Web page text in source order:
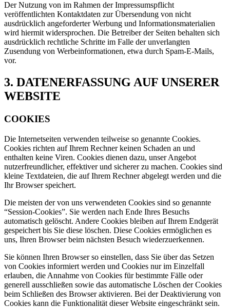
Der Nutzung von im Rahmen der Impressumspflicht
veröffentlichten Kontaktdaten zur Übersendung von nicht
ausdrücklich angeforderter Werbung und Informationsmaterialien
wird hiermit widersprochen. Die Betreiber der Seiten behalten sich
ausdrücklich rechtliche Schritte im Falle der unverlangten
Zusendung von Werbeinformationen, etwa durch Spam-E-Mails,
vor.
3. DATENERFASSUNG AUF UNSERER
WEBSITE
COOKIES
Die Internetseiten verwenden teilweise so genannte Cookies.
Cookies richten auf Ihrem Rechner keinen Schaden an und
enthalten keine Viren. Cookies dienen dazu, unser Angebot
nutzerfreundlicher, effektiver und sicherer zu machen. Cookies sind
kleine Textdateien, die auf Ihrem Rechner abgelegt werden und die
Ihr Browser speichert.
Die meisten der von uns verwendeten Cookies sind so genannte
“Session-Cookies”. Sie werden nach Ende Ihres Besuchs
automatisch gelöscht. Andere Cookies bleiben auf Ihrem Endgerät
gespeichert bis Sie diese löschen. Diese Cookies ermöglichen es
uns, Ihren Browser beim nächsten Besuch wiederzuerkennen.
Sie können Ihren Browser so einstellen, dass Sie über das Setzen
von Cookies informiert werden und Cookies nur im Einzelfall
erlauben, die Annahme von Cookies für bestimmte Fälle oder
generell ausschließen sowie das automatische Löschen der Cookies
beim Schließen des Browser aktivieren. Bei der Deaktivierung von
Cookies kann die Funktionalität dieser Website eingeschränkt sein.